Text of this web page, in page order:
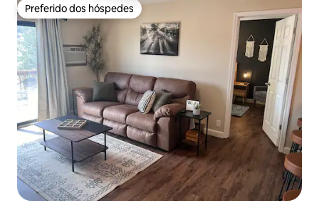
Preferido dos hóspedes
Preferido dos hóspedes